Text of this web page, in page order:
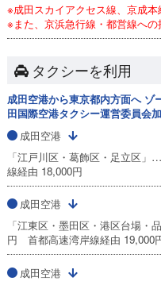
※成田スカイアクセス線、京成本
※また、京浜急行線・都営線への
タクシーを利用
成田空港から東京都内方面へ ゾ
田国際空港タクシー運営委員会
成田空港
「江戸川区・葛飾区・足立区
線経由 18,000円
成田空港
「江東区・墨田区・港区台場
円 首都高速湾岸線経由 19,000
成田空港